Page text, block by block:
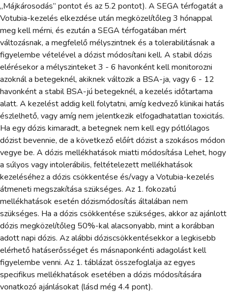
„Májkárosodás” pontot és az 5.2 pontot). A SEGA térfogatát a
Votubia-kezelés elkezdése után megközelítőleg 3 hónappal
meg kell mérni, és ezután a SEGA térfogatában mért
változásnak, a megfelelő mélyszintnek és a tolerabilitásnak a
figyelembe vételével a dózist módosítani kell. A stabil dózis
elérésekor a mélyszinteket 3 - 6 havonként kell monitorozni
azoknál a betegeknél, akiknek változik a BSA-ja, vagy 6 - 12
havonként a stabil BSA-jú betegeknél, a kezelés időtartama
alatt. A kezelést addig kell folytatni, amíg kedvező klinikai hatás
észlelhető, vagy amíg nem jelentkezik elfogadhatatlan toxicitás.
Ha egy dózis kimaradt, a betegnek nem kell egy pótlólagos
dózist bevennie, de a következő előírt dózist a szokásos módon
vegye be. A dózis mellékhatások miatti módosítása Lehet, hogy
a súlyos vagy intolerábilis, feltételezett mellékhatások
kezeléséhez a dózis csökkentése és/vagy a Votubia-kezelés
átmeneti megszakítása szükséges. Az 1. fokozatú
mellékhatások esetén dózismódosítás általában nem
szükséges. Ha a dózis csökkentése szükséges, akkor az ajánlott
dózis megközelítőleg 50%-kal alacsonyabb, mint a korábban
adott napi dózis. Az alábbi dóziscsökkentésekkor a legkisebb
elérhető hatáserősséget és másnaponkénti adagolást kell
figyelembe venni. Az 1. táblázat összefoglalja az egyes
specifikus mellékhatások esetében a dózis módosítására
vonatkozó ajánlásokat (lásd még 4.4 pont).